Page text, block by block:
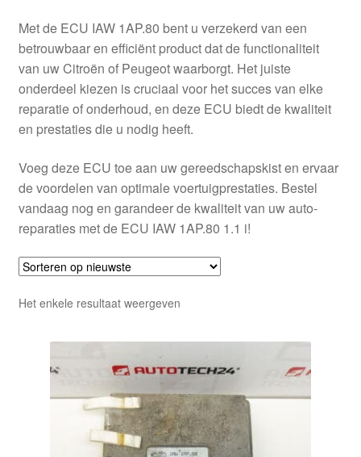
Over ons
Privacybeleid
Wereldwijde verzending
Winkelwagen
Met de ECU IAW 1AP.80 bent u verzekerd van een
betrouwbaar en efficiënt product dat de functionaliteit
van uw Citroën of Peugeot waarborgt. Het juiste
onderdeel kiezen is cruciaal voor het succes van elke
reparatie of onderhoud, en deze ECU biedt de kwaliteit
en prestaties die u nodig heeft.
Voeg deze ECU toe aan uw gereedschapskist en ervaar
de voordelen van optimale voertuigprestaties. Bestel
vandaag nog en garandeer de kwaliteit van uw auto-
reparaties met de ECU IAW 1AP.80 1.1 i!
Het enkele resultaat weergeven